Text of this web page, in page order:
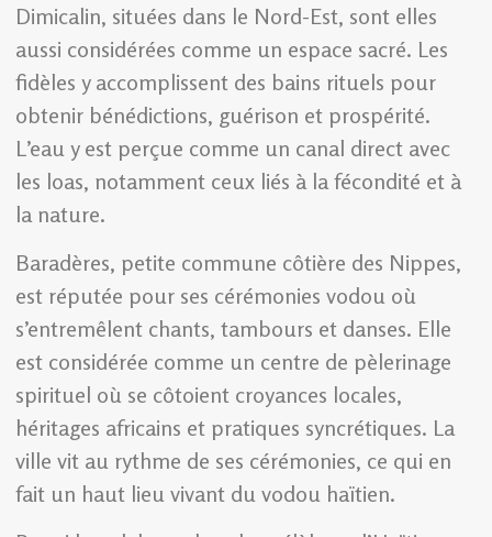
Dimicalin, situées dans le Nord-Est, sont elles
aussi considérées comme un espace sacré. Les
fidèles y accomplissent des bains rituels pour
obtenir bénédictions, guérison et prospérité.
L’eau y est perçue comme un canal direct avec
les loas, notamment ceux liés à la fécondité et à
la nature.
Baradères, petite commune côtière des Nippes,
est réputée pour ses cérémonies vodou où
s’entremêlent chants, tambours et danses. Elle
est considérée comme un centre de pèlerinage
spirituel où se côtoient croyances locales,
héritages africains et pratiques syncrétiques. La
ville vit au rythme de ses cérémonies, ce qui en
fait un haut lieu vivant du vodou haïtien.